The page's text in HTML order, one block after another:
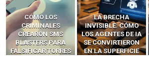
LA BRECHA
INVISIBLE: CÓMO
LOS AGENTES DE IA
SE CONVIRTIERON
EN LA SUPERFICIE
OLVIDA
METASPLOIT: CÓMO
PREDATOR HACKEA
CUALQUIER MÓVIL
CON ATAQUES